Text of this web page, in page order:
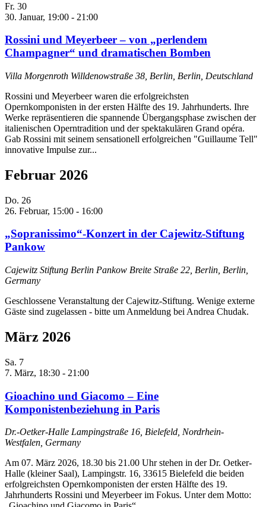
Fr. 30
30. Januar, 19:00 - 21:00
Rossini und Meyerbeer – von „perlendem
Champagner“ und dramatischen Bomben
Villa Morgenroth Willdenowstraße 38, Berlin, Berlin, Deutschland
Rossini und Meyerbeer waren die erfolgreichsten
Opernkomponisten in der ersten Hälfte des 19. Jahrhunderts. Ihre
Werke repräsentieren die spannende Übergangsphase zwischen der
italienischen Operntradition und der spektakulären Grand opéra.
Gab Rossini mit seinem sensationell erfolgreichen "Guillaume Tell"
innovative Impulse zur...
Februar 2026
Do. 26
26. Februar, 15:00 - 16:00
„Sopranissimo“-Konzert in der Cajewitz-Stiftung
Pankow
Cajewitz Stiftung Berlin Pankow Breite Straße 22, Berlin, Berlin,
Germany
Geschlossene Veranstaltung der Cajewitz-Stiftung. Wenige externe
Gäste sind zugelassen - bitte um Anmeldung bei Andrea Chudak.
März 2026
Sa. 7
7. März, 18:30 - 21:00
Gioachino und Giacomo – Eine
Komponistenbeziehung in Paris
Dr.-Oetker-Halle Lampingstraße 16, Bielefeld, Nordrhein-
Westfalen, Germany
Am 07. März 2026, 18.30 bis 21.00 Uhr stehen in der Dr. Oetker-
Halle (kleiner Saal), Lampingstr. 16, 33615 Bielefeld die beiden
erfolgreichsten Opernkomponisten der ersten Hälfte des 19.
Jahrhunderts Rossini und Meyerbeer im Fokus. Unter dem Motto: